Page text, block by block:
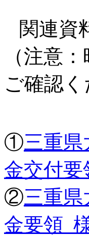
関連資
（注意
ご確認く
①三重
金交付
②三重
金要領_